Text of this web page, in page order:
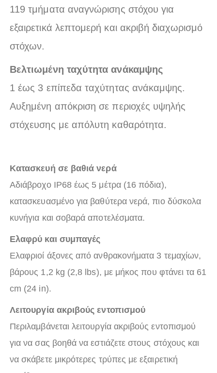
119 τμήματα αναγνώρισης στόχου για
εξαιρετικά λεπτομερή και ακριβή διαχωρισμό
στόχων.
Βελτιωμένη ταχύτητα ανάκαμψης
1 έως 3 επίπεδα ταχύτητας ανάκαμψης.
Αυξημένη απόκριση σε περιοχές υψηλής
στόχευσης με απόλυτη καθαρότητα.
Κατασκευή σε βαθιά νερά
Αδιάβροχο IP68 έως 5 μέτρα (16 πόδια),
κατασκευασμένο για βαθύτερα νερά, πιο δύσκολα
κυνήγια και σοβαρά αποτελέσματα.
Ελαφρύ και συμπαγές
Ελαφριοί άξονες από ανθρακονήματα 3 τεμαχίων,
βάρους 1,2 kg (2,8 lbs), με μήκος που φτάνει τα 61
cm (24 in).
Λειτουργία ακριβούς εντοπισμού
Περιλαμβάνεται λειτουργία ακριβούς εντοπισμού
για να σας βοηθά να εστιάζετε στους στόχους και
να σκάβετε μικρότερες τρύπες με εξαιρετική